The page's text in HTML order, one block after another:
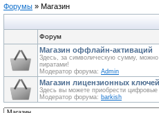
Форумы » Магазин
Форум
Магазин оффлайн-активаций
Здесь, за символическую сумму,
пиратами!
Модератор форума: Admin
Магазин лицензионных ключей
Здесь вы можете приобрести
Модератор форума: barkish